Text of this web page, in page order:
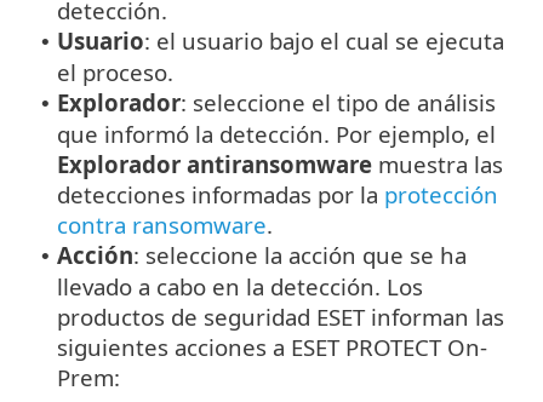
detección.
• Usuario: el usuario bajo el cual se ejecuta
el proceso.
• Explorador: seleccione el tipo de análisis
que informó la detección. Por ejemplo, el
Explorador antiransomware muestra las
detecciones informadas por la protección
contra ransomware.
• Acción: seleccione la acción que se ha
llevado a cabo en la detección. Los
productos de seguridad ESET informan las
siguientes acciones a ESET PROTECT On-
Prem: